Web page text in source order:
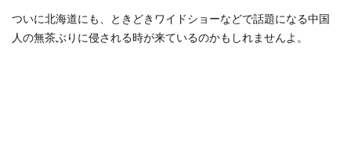
ついに北海道にも、ときどきワイドショーなどで話題になる中国
人の無茶ぶりに侵される時が来ているのかもしれませんよ。